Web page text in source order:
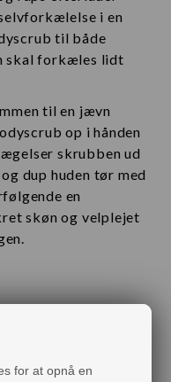
for at opnå en
i en
til både
skal forkæles lidt
til en jævn
op i hånden
skrubben ud
dup huden tør med
en
skøn og velplejet